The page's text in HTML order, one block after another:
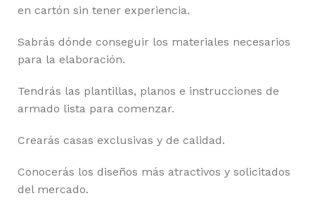
en cartón sin tener experiencia.
Sabrás dónde conseguir los materiales necesarios
para la elaboración.
Tendrás las plantillas, planos e instrucciones de
armado lista para comenzar.
Crearás casas exclusivas y de calidad.
Conocerás los diseños más atractivos y solicitados
del mercado.